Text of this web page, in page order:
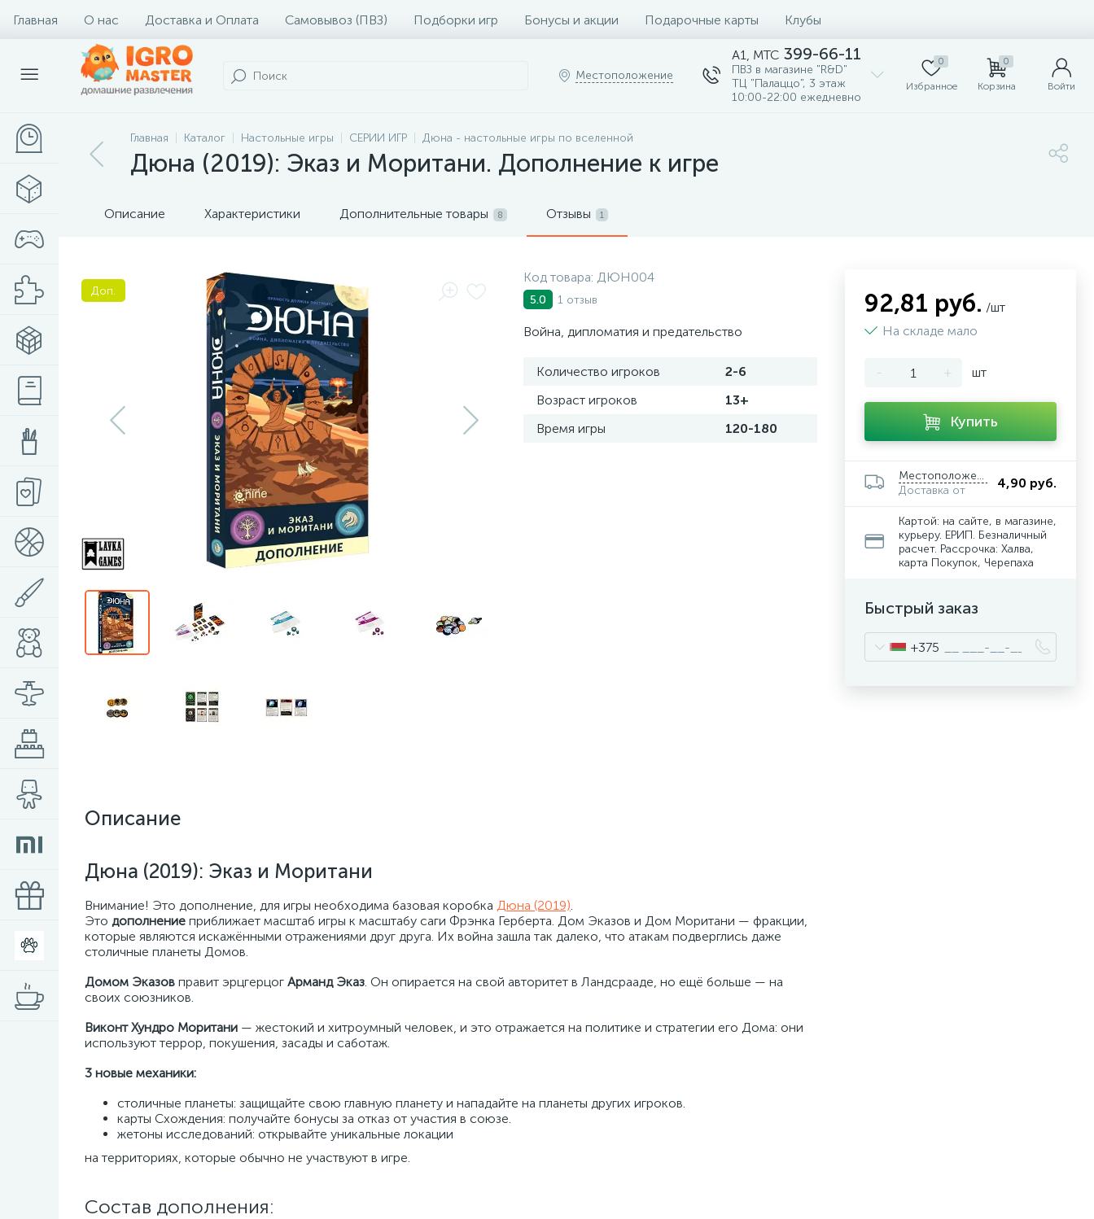
Главная О нас Доставка и Оплата Самовывоз (ПВЗ) Подборки игр Бонусы и акции Подарочные карты Клубы
Местоположение
A1, MTC 399-66-11
ПВЗ в магазине "R&D"
ТЦ "Палаццо", 3 этаж
10:00-22:00 ежедневно
0
Избранное
0
Корзина Войти
Главная Каталог Настольные игры СЕРИИ ИГР Дюна - настольные игры по вселенной
Дюна (2019): Эказ и Моритани. Дополнение к игре
Описание Характеристики Дополнительные товары 8 Отзывы 1
Доп.
Код товара: ДЮН004
5.0 1 отзыв
Война, дипломатия и предательство
Количество игроков
2-6
Возраст игроков
13+
Время игры
120-180
Описание
Дюна (2019): Эказ и Моритани
Внимание! Это дополнение, для игры необходима базовая коробка Дюна (2019).
Это дополнение приближает масштаб игры к масштабу саги Фрэнка Герберта. Дом Эказов и Дом Моритани — фракции,
которые являются искажёнными отражениями друг друга. Их война зашла так далеко, что атакам подверглись даже
столичные планеты Домов.
Домом Эказов правит эрцгерцог Арманд Эказ. Он опирается на свой авторитет в Ландсрааде, но ещё больше — на
своих союзников.
Виконт Хундро Моритани — жестокий и хитроумный человек, и это отражается на политике и стратегии его Дома: они
используют террор, покушения, засады и саботаж.
3 новые механики:
столичные планеты: защищайте свою главную планету и нападайте на планеты других игроков.
карты Схождения: получайте бонусы за отказ от участия в союзе.
жетоны исследований: открывайте уникальные локации
на территориях, которые обычно не участвуют в игре.
Состав дополнения:
92,81 руб. /шт
На складе мало
- + шт
Купить
Местоположение
Доставка от
4,90 руб.
Картой: на сайте, в магазине,
курьеру. ЕРИП. Безналичный
расчет. Рассрочка: Халва,
карта Покупок, Черепаха
Быстрый заказ
+375